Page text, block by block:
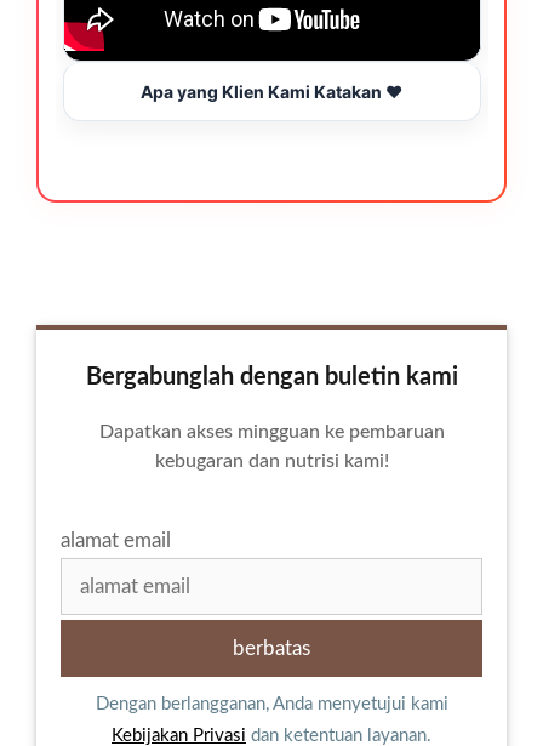
Apa yang Klien Kami Katakan ❤️
Bergabunglah dengan buletin kami
Dapatkan akses mingguan ke pembaruan
kebugaran dan nutrisi kami!
alamat email
Dengan berlangganan, Anda menyetujui kami
Kebijakan Privasi dan ketentuan layanan.